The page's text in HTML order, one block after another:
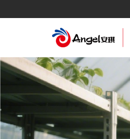
English
Español